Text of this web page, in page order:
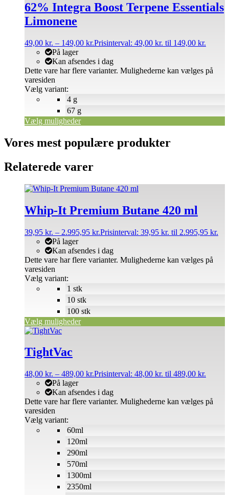
62% Integra Boost Terpene Essentials
Limonene
49,00 kr. – 149,00 kr.Prisinterval: 49,00 kr. til 149,00 kr.
På lager
Kan afsendes i dag
Vælg variant:
Vælg muligheder
Dette vare har flere varianter. Mulighederne kan vælges på
varesiden
4 g
67 g
Vores mest populære produkter
Relaterede varer
Whip-It Premium Butane 420 ml
39,95 kr. – 2.995,95 kr.Prisinterval: 39,95 kr. til 2.995,95 kr.
På lager
Kan afsendes i dag
Vælg variant:
Vælg muligheder
Dette vare har flere varianter. Mulighederne kan vælges på
varesiden
1 stk
10 stk
100 stk
TightVac
48,00 kr. – 489,00 kr.Prisinterval: 48,00 kr. til 489,00 kr.
På lager
Kan afsendes i dag
Vælg variant:
Dette vare har flere varianter. Mulighederne kan vælges på
varesiden
60ml
120ml
290ml
570ml
1300ml
2350ml